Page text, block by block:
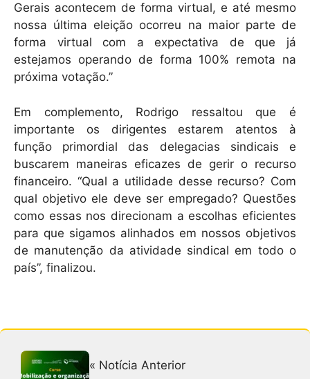
Gerais acontecem de forma virtual, e até mesmo
nossa última eleição ocorreu na maior parte de
forma virtual com a expectativa de que já
estejamos operando de forma 100% remota na
próxima votação.”
Em complemento, Rodrigo ressaltou que é
importante os dirigentes estarem atentos à
função primordial das delegacias sindicais e
buscarem maneiras eficazes de gerir o recurso
financeiro. “Qual a utilidade desse recurso? Com
qual objetivo ele deve ser empregado? Questões
como essas nos direcionam a escolhas eficientes
para que sigamos alinhados em nossos objetivos
de manutenção da atividade sindical em todo o
país”, finalizou.
« Notícia Anterior